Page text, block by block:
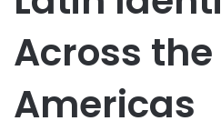
Across the
Americas